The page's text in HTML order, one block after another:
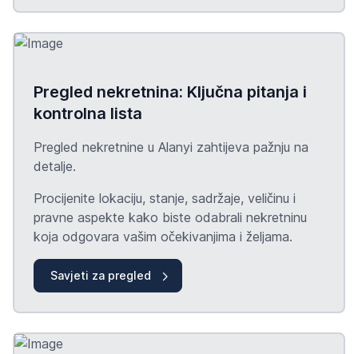
Pregled nekretnina: Ključna pitanja i
kontrolna lista
Pregled nekretnine u Alanyi zahtijeva pažnju na
detalje.
Procijenite lokaciju, stanje, sadržaje, veličinu i
pravne aspekte kako biste odabrali nekretninu
koja odgovara vašim očekivanjima i željama.
Savjeti za pregled